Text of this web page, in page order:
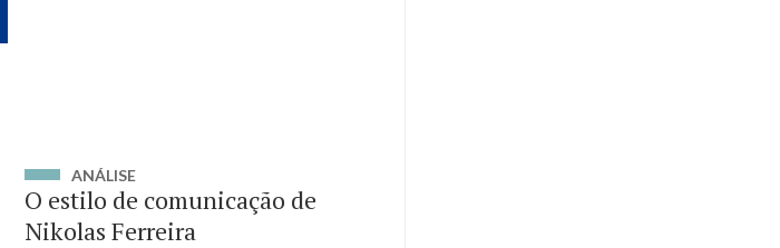
ANÁLISE
O estilo de comunicação de
Nikolas Ferreira